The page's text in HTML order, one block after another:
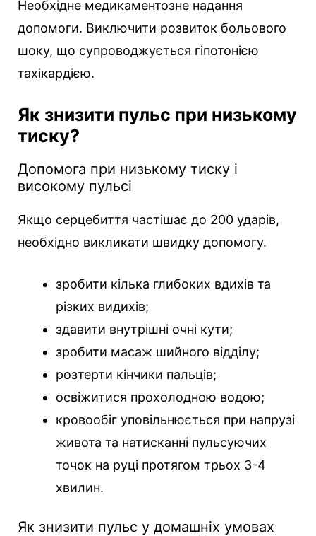
Необхідне медикаментозне надання
допомоги. Виключити розвиток больового
шоку, що супроводжується гіпотонією
тахікардією.
Як знизити пульс при низькому
тиску?
Допомога при низькому тиску і
високому пульсі
Якщо серцебиття частішає до 200 ударів,
необхідно викликати швидку допомогу.
зробити кілька глибоких вдихів та
різких видихів;
здавити внутрішні очні кути;
зробити масаж шийного відділу;
розтерти кінчики пальців;
освіжитися прохолодною водою;
кровообіг уповільнюється при напрузі
живота та натисканні пульсуючих
точок на руці протягом трьох 3-4
хвилин.
Як знизити пульс у домашніх умовах